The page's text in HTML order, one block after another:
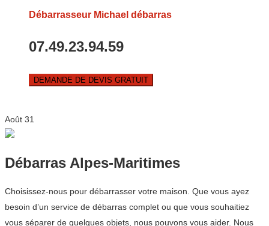
Débarrasseur Michael débarras
07.49.23.94.59
DEMANDE DE DEVIS GRATUIT
Août 31
Débarras Alpes-Maritimes
Choisissez-nous pour débarrasser votre maison. Que vous ayez
besoin d’un service de débarras complet ou que vous souhaitiez
vous séparer de quelques objets, nous pouvons vous aider. Nous